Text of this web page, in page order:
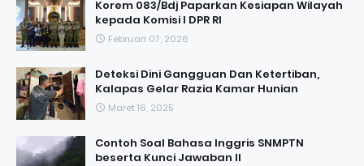
Korem 083/Bdj Paparkan Kesiapan Wilayah
kepada Komisi I DPR RI
Februari 07, 2026
Deteksi Dini Gangguan Dan Ketertiban,
Kalapas Gelar Razia Kamar Hunian
Maret 16, 2025
Contoh Soal Bahasa Inggris SNMPTN
beserta Kunci Jawaban II